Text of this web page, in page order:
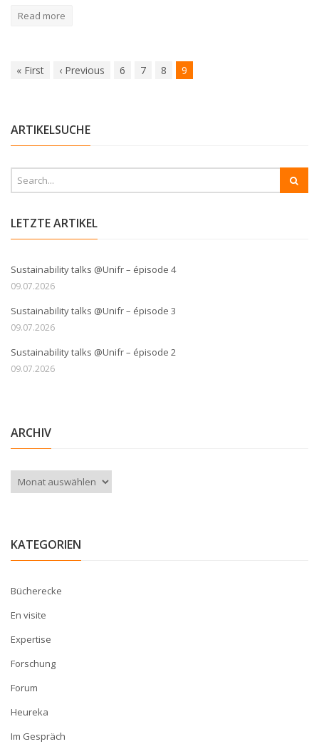
Read more
« First ‹ Previous 6 7 8 9
ARTIKELSUCHE
LETZTE ARTIKEL
Sustainability talks @Unifr – épisode 4
09.07.2026
Sustainability talks @Unifr – épisode 3
09.07.2026
Sustainability talks @Unifr – épisode 2
09.07.2026
ARCHIV
Archiv
KATEGORIEN
Bücherecke
En visite
Expertise
Forschung
Forum
Heureka
Im Gespräch